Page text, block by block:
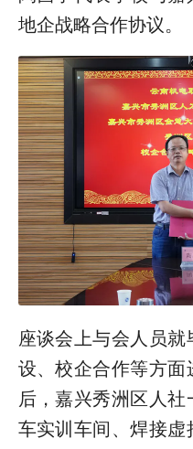
地企战略合作协议。
座谈会上与会人员
设、校企合作等方
后，嘉兴秀洲区人
车实训车间、焊接